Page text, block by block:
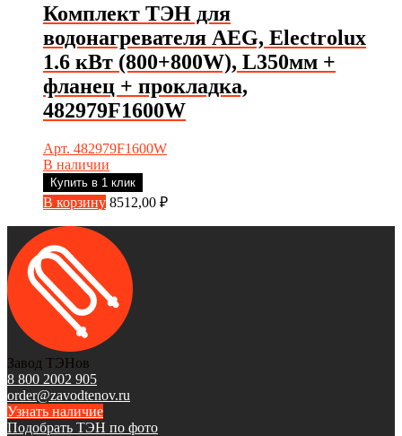
Комплект ТЭН для
водонагревателя AEG, Electrolux
1.6 кВт (800+800W), L350мм +
фланец + прокладка,
482979F1600W
Арт. 482979F1600W
В наличии
Купить в 1 клик
В корзину 8512,00 ₽
Завод ТЭНов
8 800 2002 905
order@zavodtenov.ru
Узнать наличие
Подобрать ТЭН по фото